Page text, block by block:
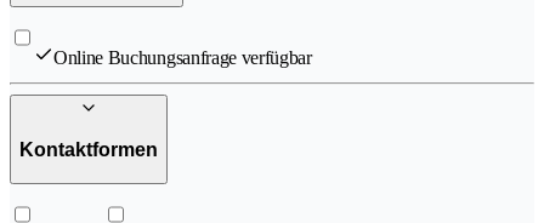
Online Buchungsanfrage verfügbar
Kontaktformen